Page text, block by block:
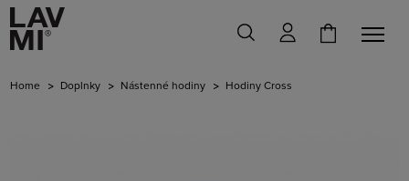
Home Doplnky Nástenné hodiny Hodiny Cross